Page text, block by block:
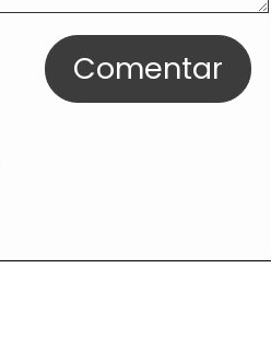
Comentar